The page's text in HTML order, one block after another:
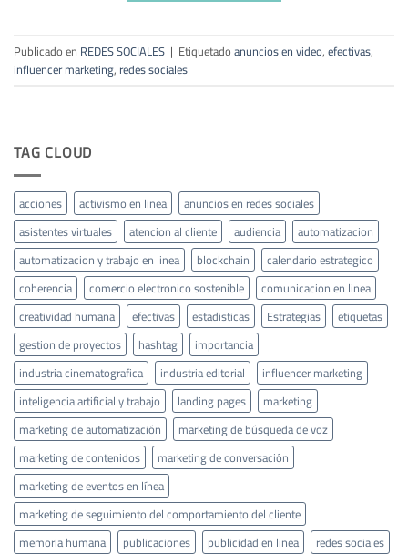
Publicado en REDES SOCIALES | Etiquetadoanuncios en video,efectivas,
influencer marketing, redes sociales
TAG CLOUD
acciones activismo en linea
anuncios en redes sociales
asistentes virtuales
atencion al cliente audiencia
automatizacion
automatizacion y trabajo en linea
blockchain
calendario estrategico
coherencia
comercio electronico sostenible
comunicacion en linea
creatividad humana
efectivas estadisticas Estrategias
etiquetas
gestion de proyectos
hashtag
importancia
industria cinematografica
industria editorial
influencer marketing
inteligencia artificial y trabajo
landing pages
marketing
marketing de automatización
marketing de búsqueda de voz
marketing de contenidos
marketing de conversación
marketing de eventos en línea
marketing de seguimiento del comportamiento del cliente
memoria humana
publicaciones publicidad en linea
redes sociales